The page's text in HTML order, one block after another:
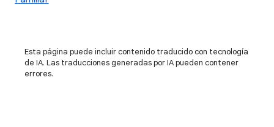
Esta página puede incluir contenido traducido con tecnología
de IA. Las traducciones generadas por IA pueden contener
errores.